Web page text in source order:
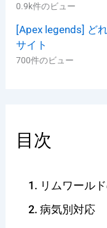
0.9k件のビュー
[Apex legends] ど
サイト
700件のビュー
目次
リムワール
病気別対応